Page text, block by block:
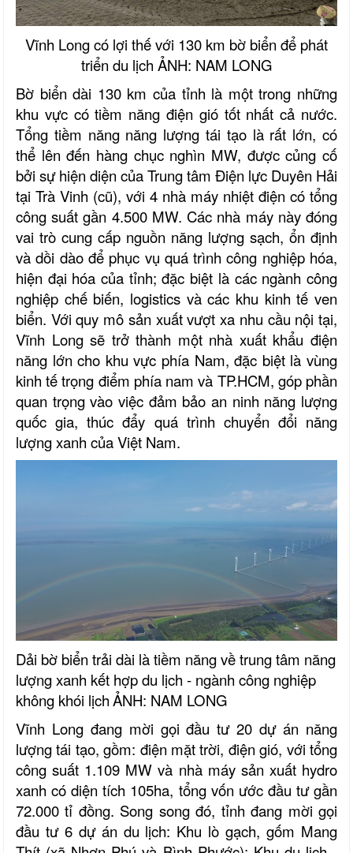
Vĩnh Long có lợi thế với 130 km bờ biển để phát
triển du lịch ẢNH: NAM LONG
Bờ biển dài 130 km của tỉnh là một trong những
khu vực có tiềm năng điện gió tốt nhất cả nước.
Tổng tiềm năng năng lượng tái tạo là rất lớn, có
thể lên đến hàng chục nghìn MW, được củng cố
bởi sự hiện diện của Trung tâm Điện lực Duyên Hải
tại Trà Vinh (cũ), với 4 nhà máy nhiệt điện có tổng
công suất gần 4.500 MW. Các nhà máy này đóng
vai trò cung cấp nguồn năng lượng sạch, ổn định
và dồi dào để phục vụ quá trình công nghiệp hóa,
hiện đại hóa của tỉnh; đặc biệt là các ngành công
nghiệp chế biến, logistics và các khu kinh tế ven
biển. Với quy mô sản xuất vượt xa nhu cầu nội tại,
Vĩnh Long sẽ trở thành một nhà xuất khẩu điện
năng lớn cho khu vực phía Nam, đặc biệt là vùng
kinh tế trọng điểm phía nam và TP.HCM, góp phần
quan trọng vào việc đảm bảo an ninh năng lượng
quốc gia, thúc đẩy quá trình chuyển đổi năng
lượng xanh của Việt Nam.
Dải bờ biển trải dài là tiềm năng về trung tâm năng
lượng xanh kết hợp du lịch - ngành công nghiệp
không khói lịchẢNH: NAM LONG
Vĩnh Long đang mời gọi đầu tư 20 dự án năng
lượng tái tạo, gồm: điện mặt trời, điện gió, với tổng
công suất 1.109 MW và nhà máy sản xuất hydro
xanh có diện tích 105ha, tổng vốn ước đầu tư gần
72.000 tỉ đồng. Song song đó, tỉnh đang mời gọi
đầu tư 6 dự án du lịch: Khu lò gạch, gốm Mang